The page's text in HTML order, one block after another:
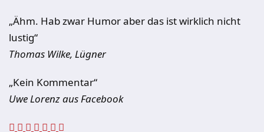
„Ähm. Hab zwar Humor aber das ist wirklich nicht
lustig“
Thomas Wilke, Lügner
„Kein Kommentar“
Uwe Lorenz aus Facebook